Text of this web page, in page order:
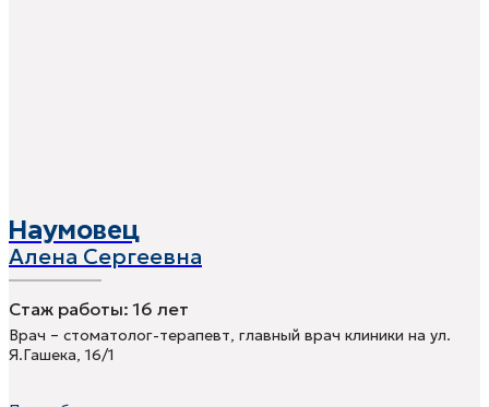
Наумовец
Алена Сергеевна
Стаж работы: 16 лет
Врач – стоматолог-терапевт, главный врач клиники на ул.
Я.Гашека, 16/1